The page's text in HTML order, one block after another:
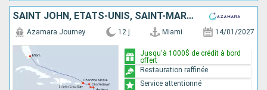
SAINT JOHN, ÉTATS-UNIS, SAINT-MARTIN, ANTIGUA-ET-BARBUDA, MARTINIQUE, SAINT VINCENT-ET-LES-GRENADINES, GRENADE, BARBADE
Azamara Journey 12 j Miami 14/01/2027
Jusqu'à 1000$ de crédit à bord
offert
Restauration raffinée
Service attentionné